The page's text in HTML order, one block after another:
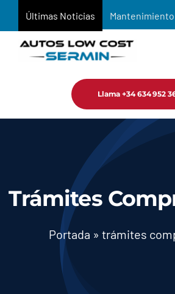
contenido
Últimas Noticias
Servicios
Llama +34 634 952
Trámites
Portada » trámites